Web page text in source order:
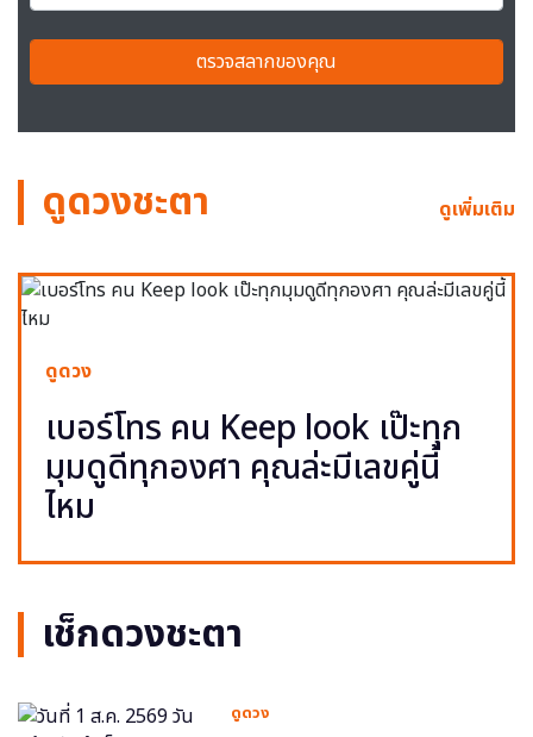
ตรวจสลากของคุณ
ดูดวงชะตา ดูเพิ่มเติม
ดูดวง
เบอร์โทร คน Keep look เป๊ะทุก
มุมดูดีทุกองศา คุณล่ะมีเลขคู่นี้
ไหม
เช็กดวงชะตา
ดูดวง